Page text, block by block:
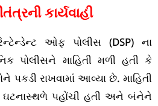
કાર્યવાહી
ઓફ પોલીસ (DSP) ના
પોલીસને માહિતી મળી હતી કે
પકડી રાખવામાં આવ્યા છે. માહિતી
ઘટનાસ્થળે પહોંચી હતી અને બંનેને